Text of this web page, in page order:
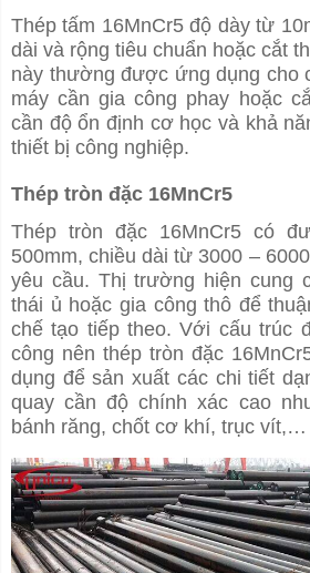
Thép tấm 16MnCr5 độ dày từ
dài và rộng tiêu chuẩn hoặc cắt
này thường được ứng dụng cho
máy cần gia công phay hoặc
cần độ ổn định cơ học và khả
thiết bị công nghiệp.
Thép tròn đặc 16MnCr5
Thép tròn đặc 16MnCr5 có
500mm, chiều dài từ 3000 –
yêu cầu. Thị trường hiện cung
thái ủ hoặc gia công thô để
chế tạo tiếp theo. Với cấu trúc
công nên thép tròn đặc
dụng để sản xuất các chi tiết
quay cần độ chính xác cao
bánh răng, chốt cơ khí, trục vít,…